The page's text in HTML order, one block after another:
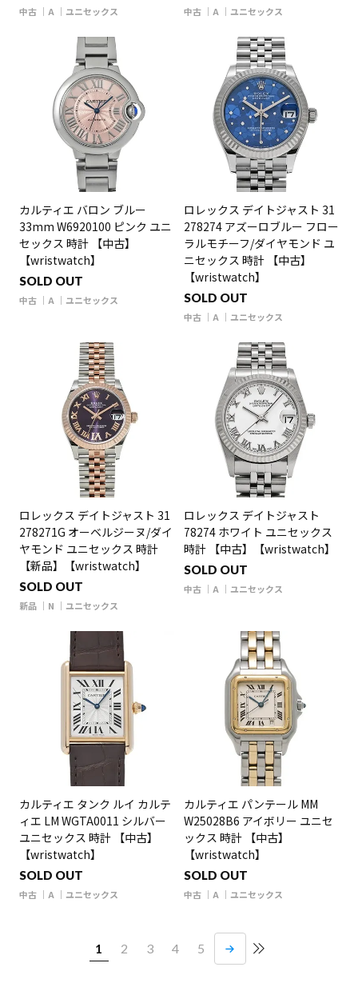
中古 A ユニセックス 中古 A ユニセックス
カルティエ バロン ブルー
33mm W6920100 ピンク ユニ
セックス 時計 【中古】
【wristwatch】
SOLD OUT
中古 A ユニセックス
ロレックス デイトジャスト 31
278274 アズーロブルー フロー
ラルモチーフ/ダイヤモンド ユ
ニセックス 時計 【中古】
【wristwatch】
SOLD OUT
中古 A ユニセックス
ロレックス デイトジャスト 31
278271G オーベルジーヌ/ダイ
ヤモンド ユニセックス 時計
【新品】【wristwatch】
SOLD OUT
新品 N ユニセックス
ロレックス デイトジャスト
78274 ホワイト ユニセックス
時計 【中古】【wristwatch】
SOLD OUT
中古 A ユニセックス
カルティエ タンク ルイ カルテ
ィエ LM WGTA0011 シルバー
ユニセックス 時計 【中古】
【wristwatch】
SOLD OUT
中古 A ユニセックス
カルティエ パンテール MM
W25028B6 アイボリー ユニセ
ックス 時計 【中古】
【wristwatch】
SOLD OUT
中古 A ユニセックス
1 2 3 4 5